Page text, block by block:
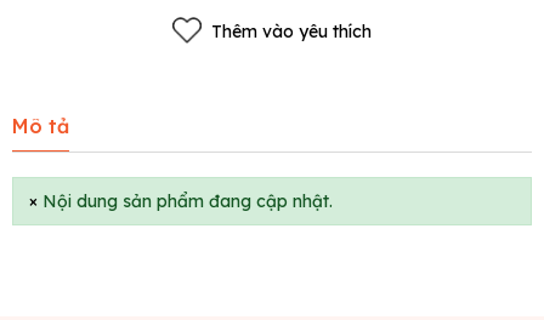
Thêm vào yêu thích
Mô tả
× Nội dung sản phẩm đang cập nhật.